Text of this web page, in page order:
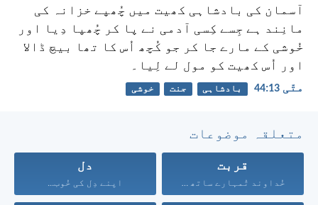
آسمان کی بادشاہی کھیت میں چُھپے خزانہ کی
مانِند ہے جِسے کِسی آدمی نے پا کر چُھپا دِیا اور
خُوشی کے مارے جا کر جو کُچھ اُس کا تھا بیچ ڈالا
اور اُس کھیت کو مول لے لِیا۔
متّی 13:‏44 بادشاہی جنت خوشی
متعلقہ موضوعات
قربت
خُداوند تُمہارے ساتھ ہے...
دل
اپنے دِل کی خُوب...